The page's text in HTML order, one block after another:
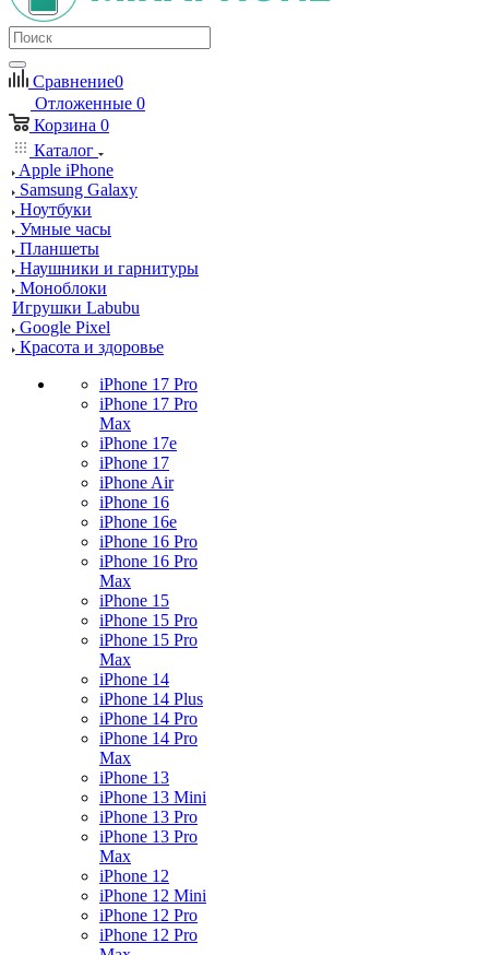
Сравнение0
Отложенные 0
Корзина 0
Каталог
Apple iPhone
Samsung Galaxy
Ноутбуки
Умные часы
Планшеты
Наушники и гарнитуры
Моноблоки
Игрушки Labubu
Google Pixel
Красота и здоровье
iPhone 17 Pro
iPhone 17 Pro
Max
iPhone 17e
iPhone 17
iPhone Air
iPhone 16
iPhone 16e
iPhone 16 Pro
iPhone 16 Pro
Max
iPhone 15
iPhone 15 Pro
iPhone 15 Pro
Max
iPhone 14
iPhone 14 Plus
iPhone 14 Pro
iPhone 14 Pro
Max
iPhone 13
iPhone 13 Mini
iPhone 13 Pro
iPhone 13 Pro
Max
iPhone 12
iPhone 12 Mini
iPhone 12 Pro
iPhone 12 Pro